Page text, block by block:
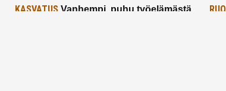
KASVATUS Vanhempi, puhu työelämästä